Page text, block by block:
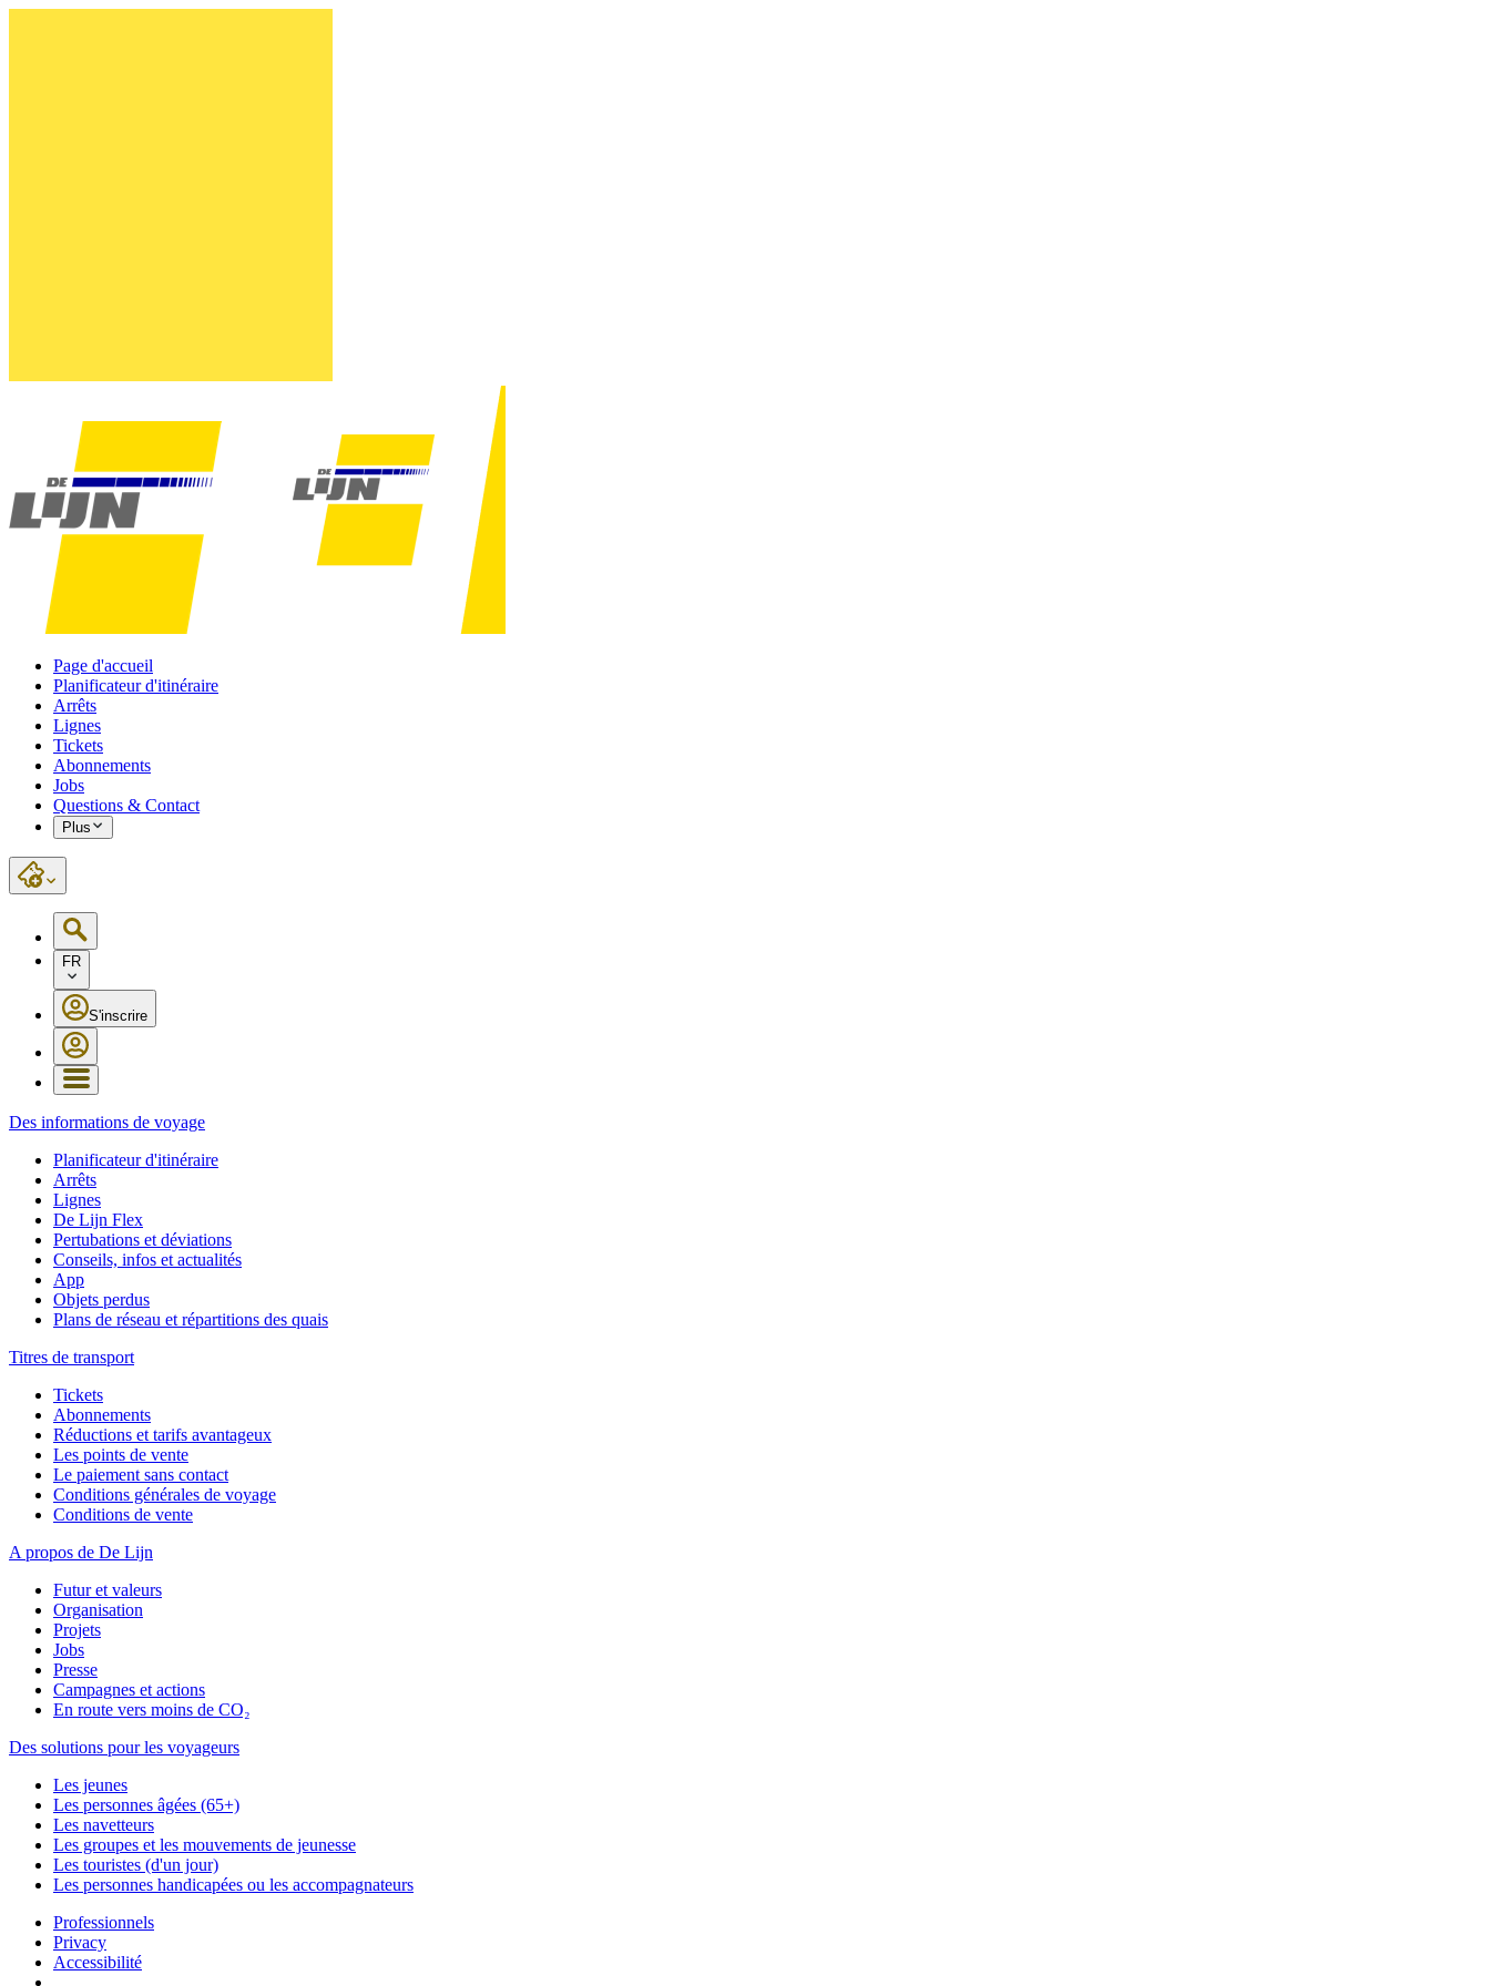
Page d'accueil
Planificateur d'itinéraire
Arrêts
Lignes
Tickets
Abonnements
Jobs
Questions & Contact
Plus
FR
S'inscrire
Des informations de voyage
Planificateur d'itinéraire
Arrêts
Lignes
De Lijn Flex
Pertubations et déviations
Conseils, infos et actualités
App
Objets perdus
Plans de réseau et répartitions des quais
Titres de transport
Tickets
Abonnements
Réductions et tarifs avantageux
Les points de vente
Le paiement sans contact
Conditions générales de voyage
Conditions de vente
A propos de De Lijn
Futur et valeurs
Organisation
Projets
Jobs
Presse
Campagnes et actions
En route vers moins de CO₂
Des solutions pour les voyageurs
Les jeunes
Les personnes âgées (65+)
Les navetteurs
Les groupes et les mouvements de jeunesse
Les touristes (d'un jour)
Les personnes handicapées ou les accompagnateurs
Professionnels
Privacy
Accessibilité